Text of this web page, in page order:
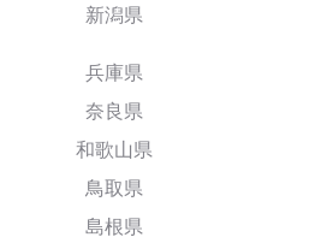
新潟県
兵庫県
奈良県
和歌山県
鳥取県
島根県